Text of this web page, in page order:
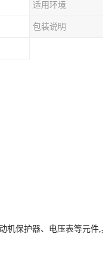
适用环境
包装说明
机保护器、电压表等元